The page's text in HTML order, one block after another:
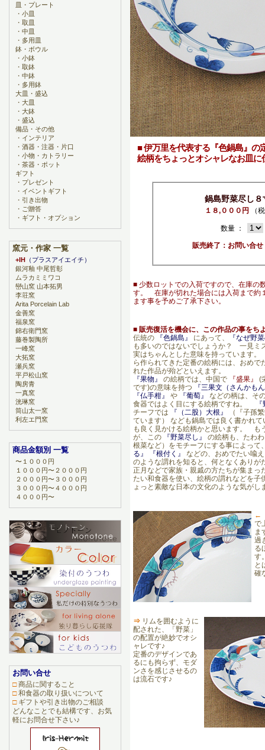
■ 伊万里を代表する『色鍋島』の
絵柄をちょっとオシャレなお皿に
鍋島野菜尽し８
１８,０００円 （
数量 ：
販売終了：お問い合せ
■ 少数ロットでの入荷ですので、在庫の
す。 在庫が切れた場合には入荷まで約
ます事を予めご了承下さい。
■ 販売復活を機会に、この作品の事をち
伝統の
『色鍋島』 にあって、
『なぜ野
も多いのではないでしょうか？ 一見ミ
実はちゃんとした意味を持っています
ら作られてきた定番の絵柄には、おめで
れた作品が殆どといえます。
『果物』 の絵柄では、中国で 『盛果』 (
です)の意味を持つ
『三果文（さんかも
『仏手柑』 や 『葡萄』 などの柄は、そ
食器ではよく目にする絵柄ですね。
チーフでは 『（二股）大根』
（『子孫
ています） なども鍋島では良く書かれ
も良く見かける絵柄かと思います。 も
が、この
『野菜尽し』
の絵柄も、たわ
根菜など）をモチーフにする事によって
る』 『根付く』
などの、おめでたい喩
のような謂れを知ると、何となくあり
正月などで家族・親戚の方たちが集まっ
たい和食器を使い、絵柄の謂れなどを子
ょっと素敵な日本の文化のような気がし
←
で
ま
過
る
す
と
確
⇒ リムを囲むように
配された、「野菜」
の配置が絶妙でオシ
ャレです♪
定番のデザインであ
るにも拘らず、モダ
ンさを感じさせるの
は流石です♪
皿・プレート
・ 小皿
・ 取皿
・ 中皿
・ 多用皿
鉢・ボウル
・ 小鉢
・ 取鉢
・ 中鉢
・ 多用鉢
大皿・盛込
・ 大皿
・ 大鉢
・ 盛込
備品・その他
・ インテリア
・ 酒器・注器・片口
・ 小物・カトラリー
・ 茶器・ポット
ギフト
・ プレゼント
・ イベントギフト
・ 引き出物
・ ご贈答
・ ギフト・オプション
窯元・作家 一覧
+IH （プラスアイエイチ）
銀河釉 中尾哲彰
ムラカミミワコ
巒山窯 山本拓男
李荘窯
Arita Porcelain Lab
金善窯
福泉窯
錦右衛門窯
藤巻製陶所
一峰窯
大拓窯
瀬兵窯
平戸松山窯
陶房青
一真窯
洸琳窯
筒山太一窯
利左エ門窯
商品金額別 一覧
〜１０００円
１０００円〜２０００円
２０００円〜３０００円
３０００円〜４０００円
４０００円〜
お問い合せ
□商品に関すること
□和食器の取り扱いについて
□ギフトや引き出物のご相談
どんなことでも結構です、お気
軽にお問合せ下さい♪